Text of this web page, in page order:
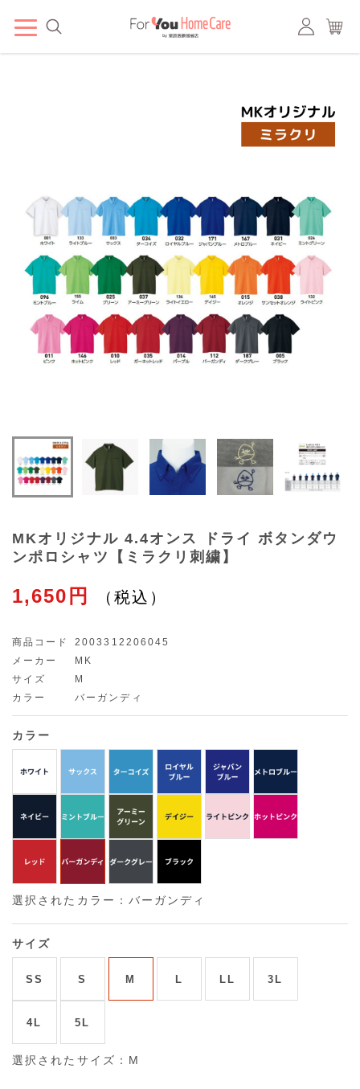
MKオリジナル 4.4オンス ドライ ボタンダウ
ンポロシャツ【ミラクリ刺繍】
1,650円
商品コード
2003312206045
メーカー
MK
サイズ
M
カラー
バーガンディ
カラー
選択されたカラー：バーガンディ
サイズ
SS S M L LL 3L
4L 5L
選択されたサイズ：M